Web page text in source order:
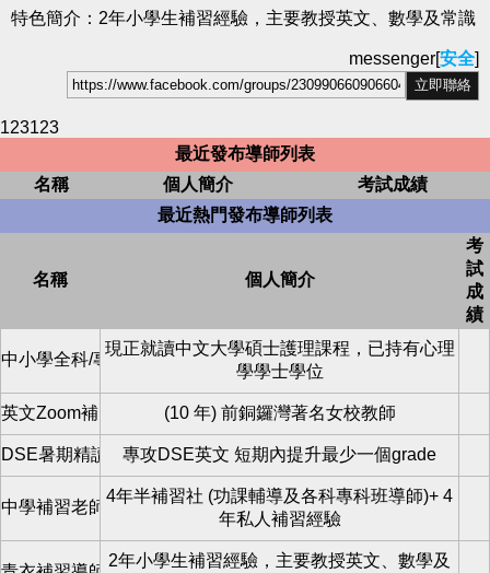
特色簡介：2年小學生補習經驗，主要教授英文、數學及常識
messenger[安全]
123123
最近發布導師列表
名稱
個人簡介
考試成績
最近熱門發布導師列表
名稱 個人簡介
考
試
成
績
中小學全科/專科/補底
現正就讀中文大學碩士護理課程，已持有心理
學學士學位
英文Zoom補習 (10 年) 前銅鑼灣著名女校教師
DSE暑期精讀班專攻DSE英文 短期內提升最少一個grade
中學補習老師
4年半補習社 (功課輔導及各科專科班導師)+ 4
年私人補習經驗
2年小學生補習經驗，主要教授英文、數學及